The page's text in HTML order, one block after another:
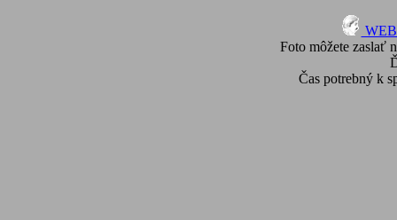
Foto môžete zaslať
Čas potrebný k